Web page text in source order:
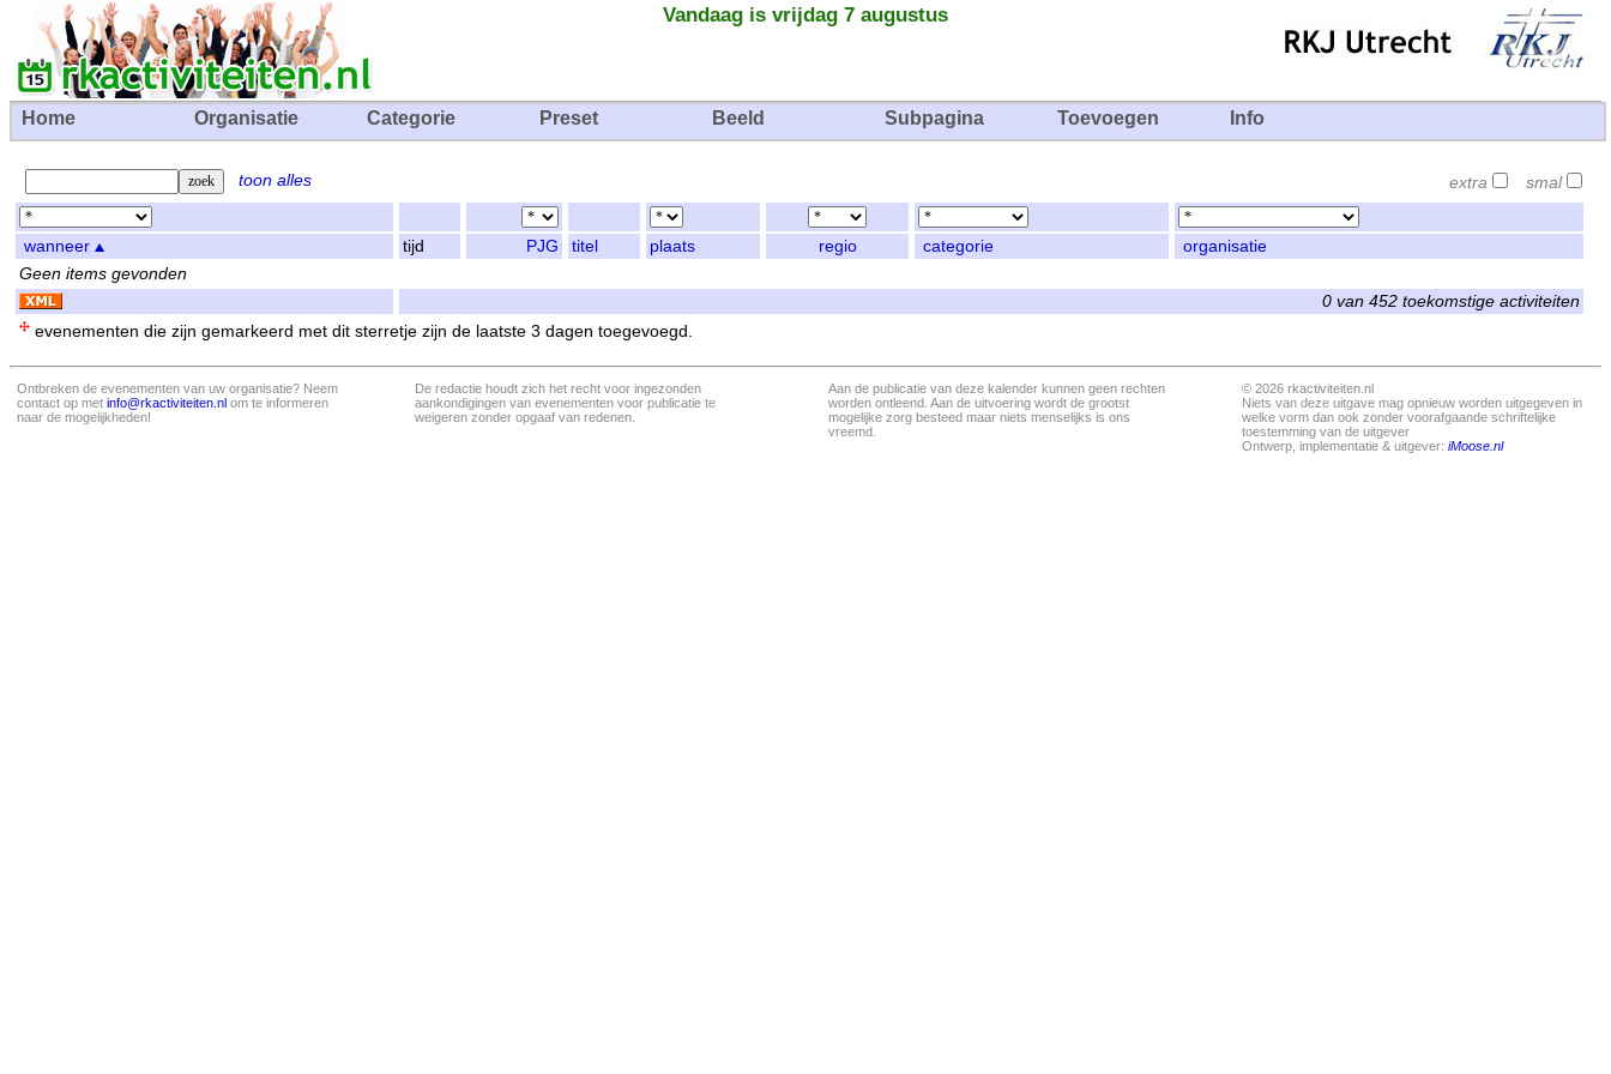
Vandaag is vrijdag 7 augustus
Home Organisatie Categorie Preset Beeld Subpagina Toevoegen Info
toon alles extra smal
wanneer tijd PJG titel plaats regio categorie
organisatie
Geen items gevonden
0 van 452 toekomstige activiteiten
evenementen die zijn gemarkeerd met dit sterretje zijn de laatste 3 dagen toegevoegd.
Ontbreken de evenementen van uw organisatie? Neem
contact op met info@rkactiviteiten.nl om te informeren
naar de mogelijkheden!
De redactie houdt zich het recht voor ingezonden
aankondigingen van evenementen voor publicatie te
weigeren zonder opgaaf van redenen.
Aan de publicatie van deze kalender kunnen geen rechten
worden ontleend. Aan de uitvoering wordt de grootst
mogelijke zorg besteed maar niets menselijks is ons
vreemd.
© 2026 rkactiviteiten.nl
Niets van deze uitgave mag opnieuw worden uitgegeven in
welke vorm dan ook zonder voorafgaande schriftelijke
toestemming van de uitgever
Ontwerp, implementatie & uitgever: iMoose.nl